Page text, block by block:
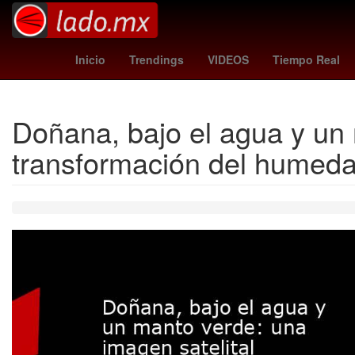
Inicio Trendings VIDEOS Tiempo Real
cincinnati vs. pachuca Rosario richard
Doñana, bajo el agua y
transformación del